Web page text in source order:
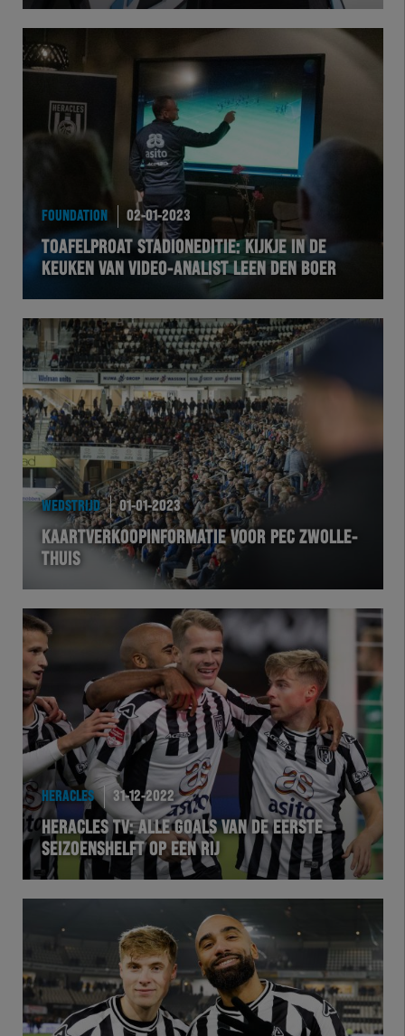
HERTEL
Wedstrijd
BusinessClub
Herakids
Team Zwart Wit
Futsal
eSports
Academie
FOUNDATION 02-01-2023
TOAFELPROAT STADIONEDITIE: KIJKJE IN DE
KEUKEN VAN VIDEO-ANALIST LEEN DEN BOER
WEDSTRIJD 01-01-2023
KAARTVERKOOPINFORMATIE VOOR PEC ZWOLLE-
THUIS
HERACLES 31-12-2022
HERACLES TV: ALLE GOALS VAN DE EERSTE
SEIZOENSHELFT OP EEN RIJ